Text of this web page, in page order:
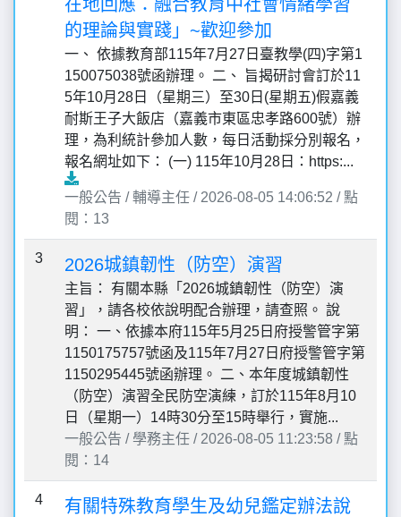
在地回應：融合教育中社會情緒學習
的理論與實踐」~歡迎參加
一、 依據教育部115年7月27日臺教學(四)字第1
150075038號函辦理。 二、 旨揭研討會訂於11
5年10月28日（星期三）至30日(星期五)假嘉義
耐斯王子大飯店（嘉義市東區忠孝路600號）辦
理，為利統計參加人數，每日活動採分別報名，
報名網址如下： (一) 115年10月28日：https:...
一般公告 / 輔導主任 / 2026-08-05 14:06:52 / 點
閱：13
3 2026城鎮韌性（防空）演習
主旨： 有關本縣「2026城鎮韌性（防空）演
習」，請各校依說明配合辦理，請查照。 說
明： 一、依據本府115年5月25日府授警管字第
1150175757號函及115年7月27日府授警管字第
1150295445號函辦理。 二、本年度城鎮韌性
（防空）演習全民防空演練，訂於115年8月10
日（星期一）14時30分至15時舉行，實施...
一般公告 / 學務主任 / 2026-08-05 11:23:58 / 點
閱：14
4
有關特殊教育學生及幼兒鑑定辦法說